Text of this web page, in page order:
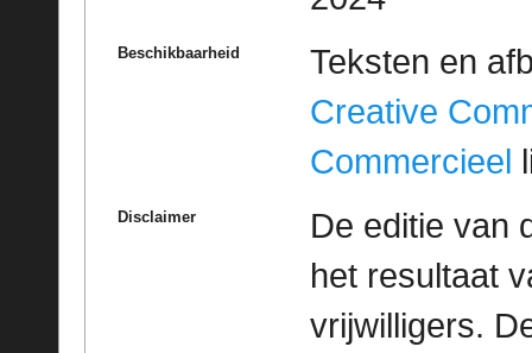
Beschikbaarheid
Teksten en
Creative
Commercieel
Disclaimer
De editie van
het resultaat
vrijwilligers.